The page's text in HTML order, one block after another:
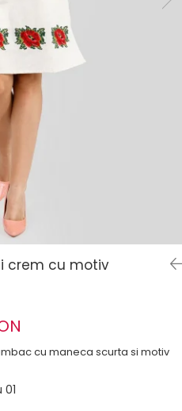
crem cu motiv
cu maneca scurta si motiv